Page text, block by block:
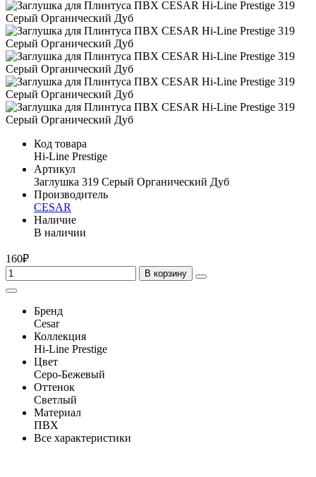
Код товара
Hi-Line Prestige
Артикул
Заглушка 319 Серый Органический Дуб
Производитель
CESAR
Наличие
В наличии
160₽
В корзину
Бренд
Cesar
Коллекция
Hi-Line Prestige
Цвет
Серо-Бежевый
Оттенок
Светлый
Материал
ПВХ
Все характеристики